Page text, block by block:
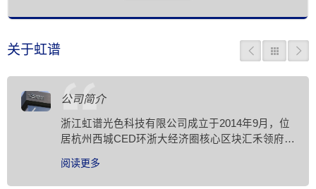
关于虹谱
公司简介
浙江虹谱光色科技有限公司成立于2014年9月，位
居杭州西城CED环浙大经济圈核心区块汇禾领府
产、销售和服务于一体的高新技术企业。
阅读更多